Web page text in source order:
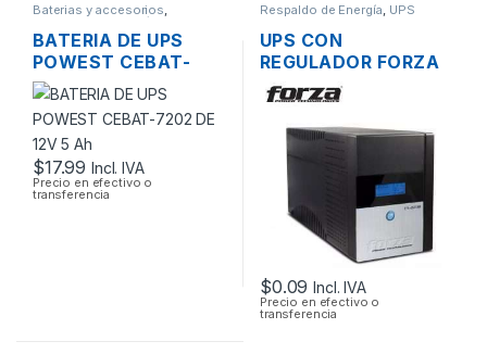
Baterias y accesorios
Respaldo de Energía
BATERIA DE UPS
POWEST CEBAT-
7202 DE 12V 5 AH
$17.99 Incl. IVA
Precio en efectivo o
transferencia
Respaldo de Energía UPS
UPS CON
REGULADOR FORZA
FX-2200LCD DE
2200VA 2.2KVA
1200W 8 TOMAS
120V
$0.09 Incl. IVA
Precio en efectivo o
transferencia